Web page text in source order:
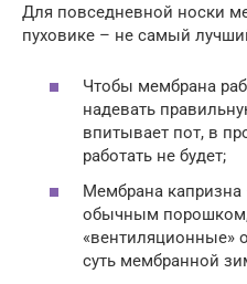
Для повседневной носки
пуховике – не самый
Чтобы мембрана
надевать
впитывает пот, в
работать не будет;
Мембрана капризна
обычным порошком,
«вентиляционные»
суть мембранной